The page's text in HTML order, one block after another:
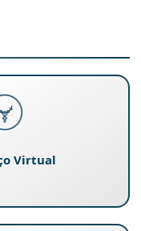
Virtual